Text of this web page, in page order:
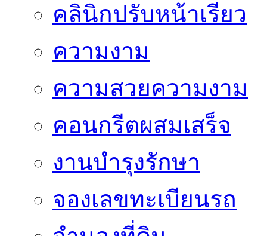
คลินิกปรับหน้าเรียว
ความงาม
ความสวยความงาม
คอนกรีตผสมเสร็จ
งานบำรุงรักษา
จองเลขทะเบียนรถ